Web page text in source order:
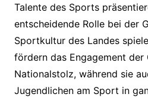
Talente des Sports
entscheidende Rolle bei der
Sportkultur des Landes
fördern das Engagement der
Nationalstolz, während sie
Jugendlichen am Sport in